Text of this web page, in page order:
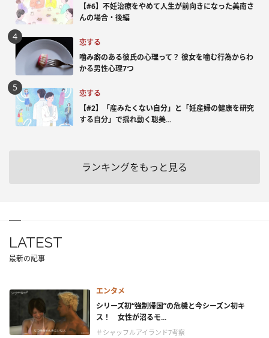
【#6】不妊治療をやめて人生が前向きになった美南さ
んの場合・後編
恋する
噛み癖のある彼氏の心理って？ 彼女を噛む行為からわ
かる男性心理7つ
恋する
【#2】「産みたくない自分」と「妊産婦の健康を研究
する自分」で揺れ動く聡美...
ランキングをもっと見る
LATEST
最新の記事
エンタメ
シリーズ初“強制帰国”の危機と今シーズン初キ
ス！ 女性が沼るモ...
＃シャッフルアイランド7考察